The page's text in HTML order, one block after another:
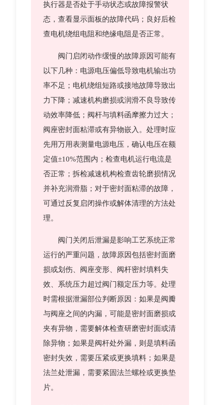
执行器是否处于手动状态或故障报警状
态，查看显示面板的故障代码；良好后检
查电机绕组电阻和绝缘电阻是否正常。
阀门启闭动作缓慢的故障原因可能有
以下几种：电源电压偏低导致电机输出功
率不足；电机绕组短路或接地故障导致出
力下降；减速机构磨损或润滑不良导致传
动效率降低；阀杆与填料函摩擦力过大；
阀座密封面粘滞或有异物嵌入。处理时应
先用万用表测量电源电压，确认电压在额
定值±10%范围内；检查电机运行电流是
否正常；拆检减速机构检查齿轮磨损情况
并补充润滑脂；对于密封面粘滞的故障，
可通过反复启闭操作或解体清理的方法处
理。
阀门关闭后泄漏是影响工艺系统正常
运行的严重问题，故障原因包括密封面磨
损或划伤、阀座变形、阀杆密封填料失
效、系统压力超过阀门额定压力等。处理
时需根据泄漏部位判断原因：如果是阀瓣
与阀座之间的内漏，可能是密封面磨损或
夹有异物，需要解体检查研磨密封面或清
除异物；如果是阀杆处外漏，则是填料函
密封失效，需要压紧或更换填料；如果是
法兰处泄漏，需要紧固法兰螺栓或更换垫
片。